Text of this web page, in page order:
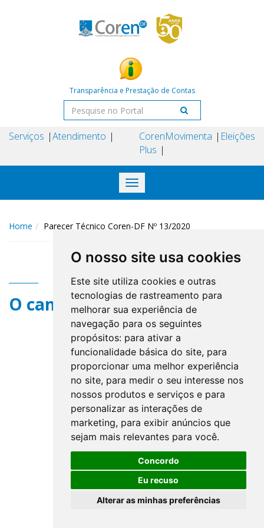
O nosso site usa cookies
Este site utiliza cookies e outras
tecnologias de rastreamento para
melhorar sua experiência de
navegação para os seguintes
propósitos: para ativar a
funcionalidade básica do site, para
proporcionar uma melhor experiência
no site, para medir o seu interesse nos
nossos produtos e serviços e para
personalizar as interações de
marketing, para exibir anúncios que
sejam mais relevantes para você.
Concordo
Eu recuso
Alterar as minhas preferências
Transparência e Prestação de Contas
Serviços Atendimento
Coren
Plus
Movimenta Eleições
Toggle
navigation
Home Parecer Técnico Coren-DF Nº 13/2020
O campo title não existe.